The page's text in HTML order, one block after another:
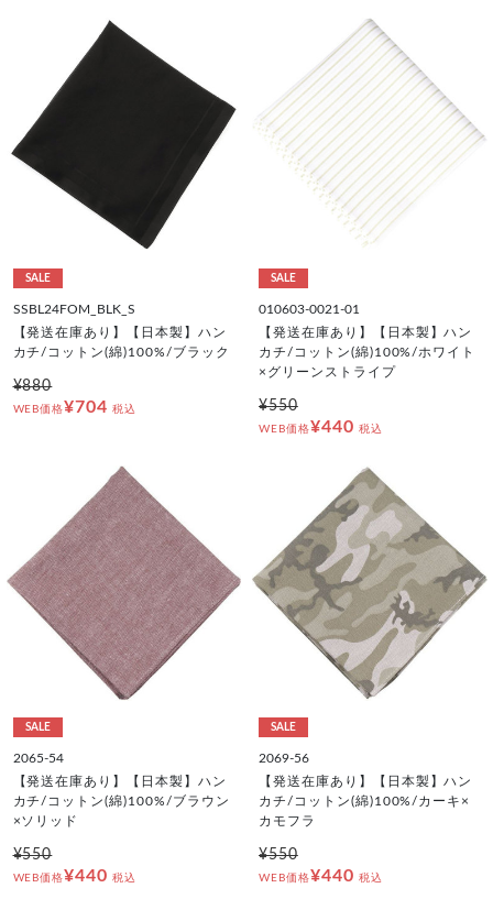
SALE
SSBL24FOM_BLK_S
【発送在庫あり】【日本製】ハン
カチ/コットン(綿)100%/ブラック
¥880
WEB価格¥704 税込
SALE
010603-0021-01
【発送在庫あり】【日本製】ハン
カチ/コットン(綿)100%/ホワイト
×グリーンストライプ
¥550
WEB価格¥440 税込
SALE
2065-54
【発送在庫あり】【日本製】ハン
カチ/コットン(綿)100%/ブラウン
×ソリッド
¥550
WEB価格¥440 税込
SALE
2069-56
【発送在庫あり】【日本製】ハン
カチ/コットン(綿)100%/カーキ×
カモフラ
¥550
WEB価格¥440 税込